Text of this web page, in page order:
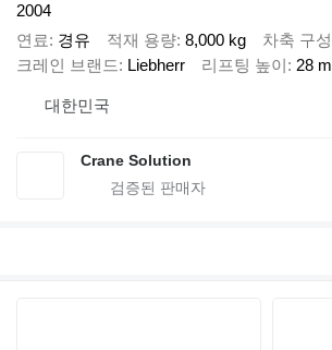
2004
연료
경유 적재 용량 8,000 kg 차축 구성
크레인 브랜드
Liebherr 리프팅 높이 28 m
대한민국
Crane Solution